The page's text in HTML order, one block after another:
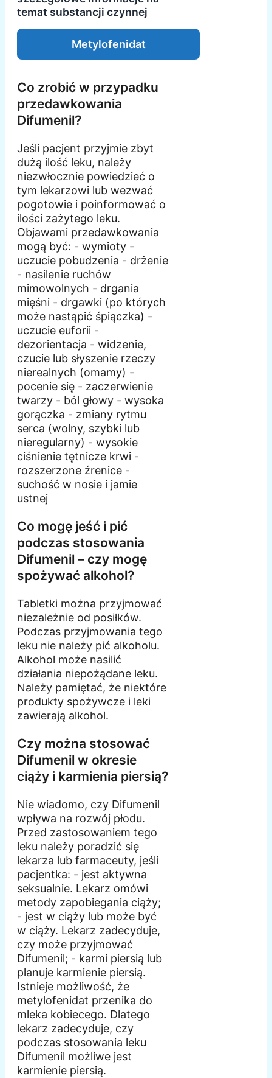
temat substancji czynnej
Metylofenidat
Co zrobić w przypadku
przedawkowania
Difumenil?
Jeśli pacjent przyjmie zbyt
dużą ilość leku, należy
niezwłocznie powiedzieć o
tym lekarzowi lub wezwać
pogotowie i poinformować o
ilości zażytego leku.
Objawami przedawkowania
mogą być: - wymioty -
uczucie pobudzenia - drżenie
- nasilenie ruchów
mimowolnych - drgania
mięśni - drgawki (po których
może nastąpić śpiączka) -
uczucie euforii -
dezorientacja - widzenie,
czucie lub słyszenie rzeczy
nierealnych (omamy) -
pocenie się - zaczerwienie
twarzy - ból głowy - wysoka
gorączka - zmiany rytmu
serca (wolny, szybki lub
nieregularny) - wysokie
ciśnienie tętnicze krwi -
rozszerzone źrenice -
suchość w nosie i jamie
ustnej
Co mogę jeść i pić
podczas stosowania
Difumenil – czy mogę
spożywać alkohol?
Tabletki można przyjmować
niezależnie od posiłków.
Podczas przyjmowania tego
leku nie należy pić alkoholu.
Alkohol może nasilić
działania niepożądane leku.
Należy pamiętać, że niektóre
produkty spożywcze i leki
zawierają alkohol.
Czy można stosować
Difumenil w okresie
ciąży i karmienia piersią?
Nie wiadomo, czy Difumenil
wpływa na rozwój płodu.
Przed zastosowaniem tego
leku należy poradzić się
lekarza lub farmaceuty, jeśli
pacjentka: - jest aktywna
seksualnie. Lekarz omówi
metody zapobiegania ciąży;
- jest w ciąży lub może być
w ciąży. Lekarz zadecyduje,
czy może przyjmować
Difumenil; - karmi piersią lub
planuje karmienie piersią.
Istnieje możliwość, że
metylofenidat przenika do
mleka kobiecego. Dlatego
lekarz zadecyduje, czy
podczas stosowania leku
Difumenil możliwe jest
karmienie piersią.